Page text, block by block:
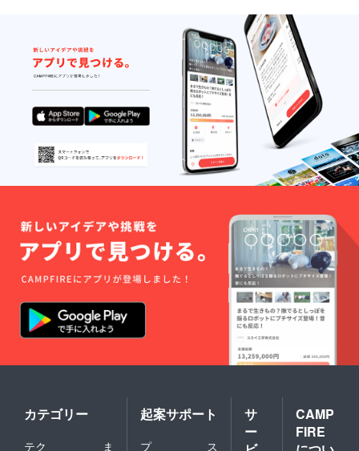
カテゴリー
テク
ま
起案サポート
プ
ス
サ
ー
CAMP
FIRE